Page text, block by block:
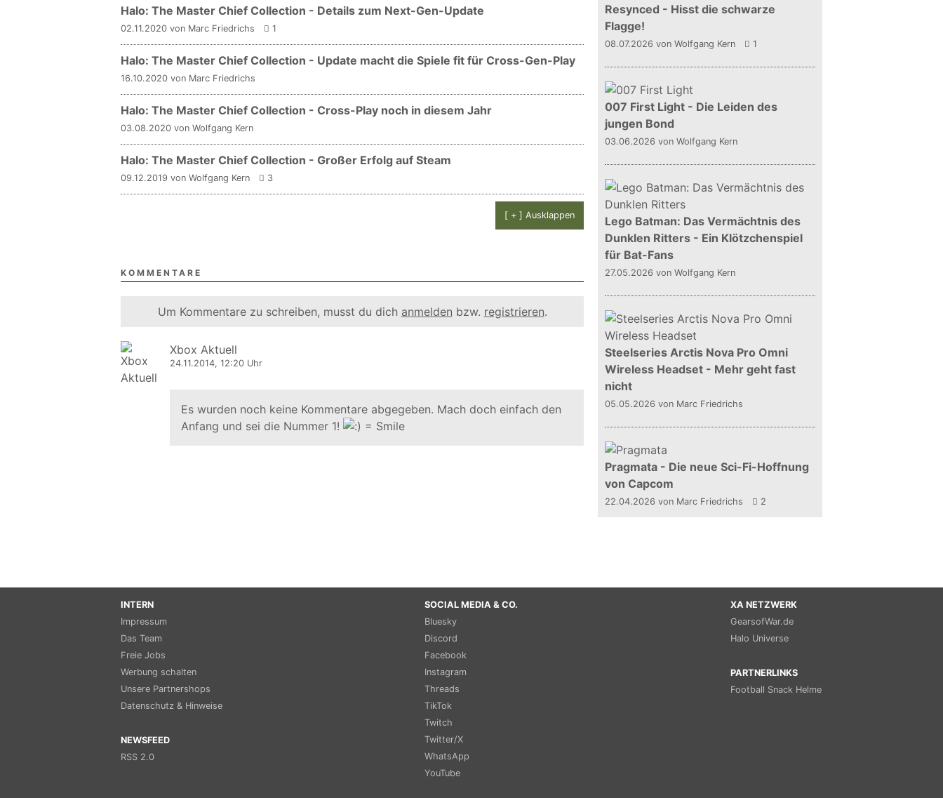
Halo: The Master Chief Collection - Details zum Next-Gen-Update
02.11.2020 von Marc Friedrichs 1
Halo: The Master Chief Collection - Update macht die Spiele fit für Cross-Gen-Play
16.10.2020 von Marc Friedrichs
Halo: The Master Chief Collection - Cross-Play noch in diesem Jahr
03.08.2020 von Wolfgang Kern
Halo: The Master Chief Collection - Großer Erfolg auf Steam
09.12.2019 von Wolfgang Kern 3
[ + ] Ausklappen
KOMMENTARE
Um Kommentare zu schreiben, musst du dich anmelden bzw. registrieren.
Xbox Aktuell
24.11.2014, 12:20 Uhr
Es wurden noch keine Kommentare abgegeben. Mach doch einfach den
Anfang und sei die Nummer 1!
Resynced - Hisst die schwarze
Flagge!
08.07.2026 von Wolfgang Kern 1
007 First Light - Die Leiden des
jungen Bond
03.06.2026 von Wolfgang Kern
Lego Batman: Das Vermächtnis des
Dunklen Ritters - Ein Klötzchenspiel
für Bat-Fans
27.05.2026 von Wolfgang Kern
Steelseries Arctis Nova Pro Omni
Wireless Headset - Mehr geht fast
nicht
05.05.2026 von Marc Friedrichs
Pragmata - Die neue Sci-Fi-Hoffnung
von Capcom
22.04.2026 von Marc Friedrichs 2
INTERN
Impressum
Das Team
Freie Jobs
Werbung schalten
Unsere Partnershops
Datenschutz & Hinweise
NEWSFEED
RSS 2.0
SOCIAL MEDIA & CO.
Bluesky
Discord
Facebook
Instagram
Threads
TikTok
Twitch
Twitter/X
WhatsApp
YouTube
XA NETZWERK
GearsofWar.de
Halo Universe
PARTNERLINKS
Football Snack Helme